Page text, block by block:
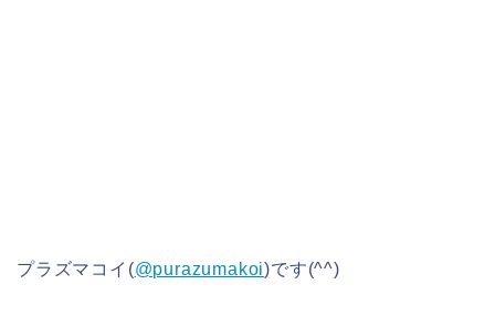
プラズマコイ(@purazumakoi)です(^^)